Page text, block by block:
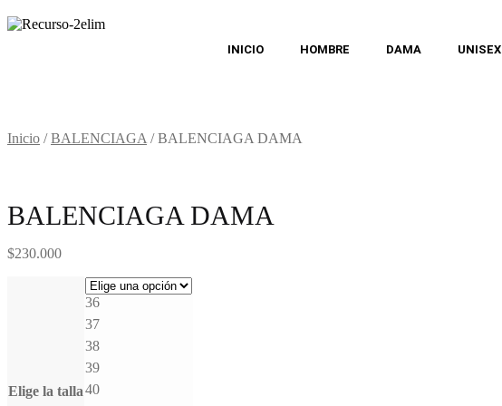
INICIO HOMBRE DAMA UNISEX
Inicio /BALENCIAGA /BALENCIAGA DAMA
BALENCIAGA DAMA
$230.000
Elige la talla
36
37
38
39
40